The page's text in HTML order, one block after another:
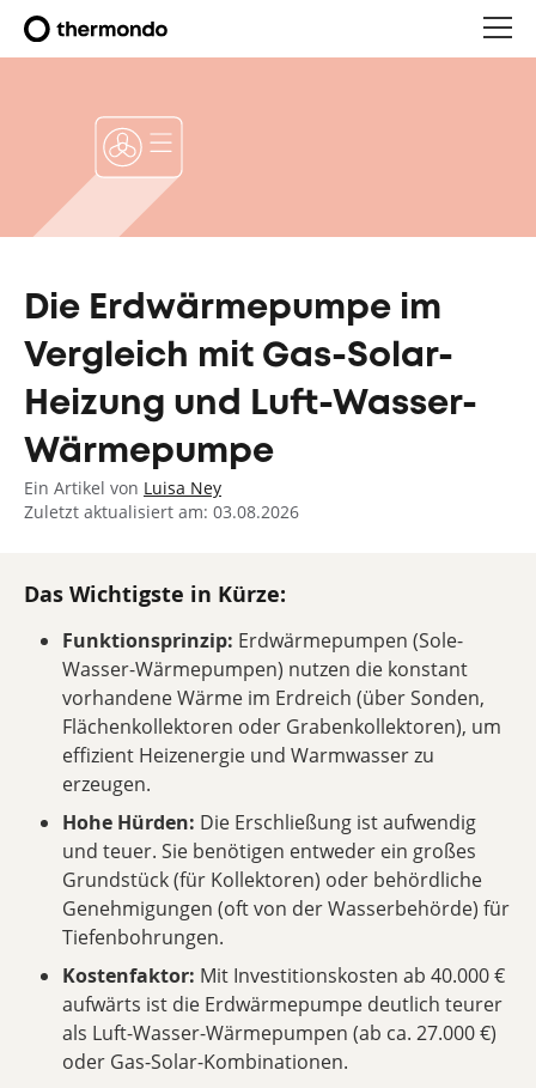
Die Erdwärmepumpe im
Vergleich mit Gas-Solar-
Heizung und Luft-Wasser-
Wärmepumpe
Ein Artikel von Luisa Ney
Zuletzt aktualisiert am: 03.08.2026
Das Wichtigste in Kürze:
Funktionsprinzip: Erdwärmepumpen (Sole-
Wasser-Wärmepumpen) nutzen die konstant
vorhandene Wärme im Erdreich (über Sonden,
Flächenkollektoren oder Grabenkollektoren), um
effizient Heizenergie und Warmwasser zu
erzeugen.
Hohe Hürden: Die Erschließung ist aufwendig
und teuer. Sie benötigen entweder ein großes
Grundstück (für Kollektoren) oder behördliche
Genehmigungen (oft von der Wasserbehörde) für
Tiefenbohrungen.
Kostenfaktor: Mit Investitionskosten ab 40.000 €
aufwärts ist die Erdwärmepumpe deutlich teurer
als Luft-Wasser-Wärmepumpen (ab ca. 27.000 €)
oder Gas-Solar-Kombinationen.